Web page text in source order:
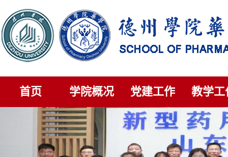
首页 学院概况 党建工作 教学工